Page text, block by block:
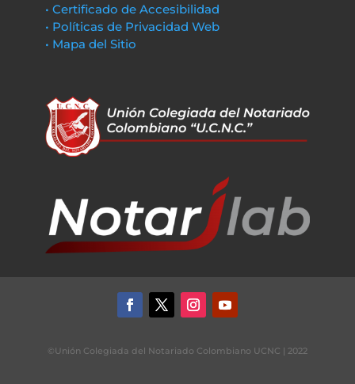
• Certificado de Accesibilidad
• Políticas de Privacidad Web
• Mapa del Sitio
©Unión Colegiada del Notariado Colombiano UCNC | 2022